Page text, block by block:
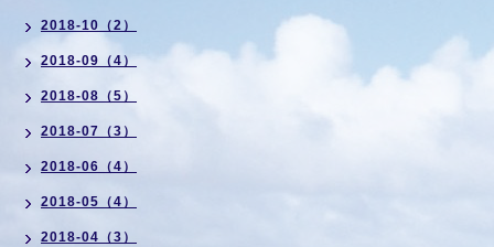
2018-10（2）
2018-09（4）
2018-08（5）
2018-07（3）
2018-06（4）
2018-05（4）
2018-04（3）